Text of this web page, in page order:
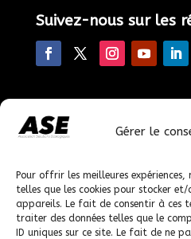
Gérer le
Pour offrir les meilleures
telles que les cookies pour stocker
appareils. Le fait de consentir à ces
traiter des données telles que le
ID uniques sur ce site. Le fait de ne
Suivez-nous sur les
En faisant un don, vous nous
© 2023-2026 solutions-
réservés.